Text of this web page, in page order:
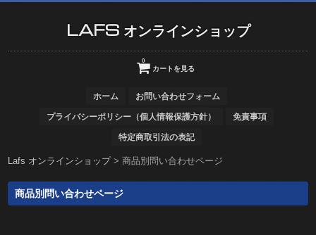
LAFS オンラインショップ
カートを見る
0
ホーム お問い合わせフォーム
プライバシーポリシー（個人情報保護方針） 免責事項
特定商取引法の表記
Lafs オンラインショップ>商品別問い合わせページ
商品別問い合わせページ